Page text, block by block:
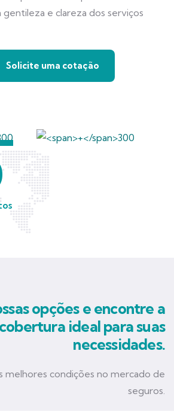
e clareza dos serviços
Solicite uma cotação
opções e encontre a
cobertura ideal para suas
necessidades.
melhores condições no mercado de
seguros.